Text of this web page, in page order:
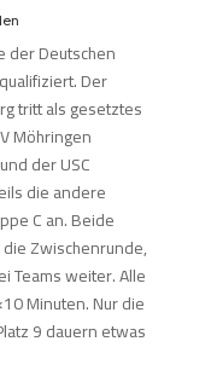
der Deutschen
Der
tritt als gesetztes
Möhringen
der USC
die andere
C an. Beide
Zwischenrunde,
Teams weiter. Alle
Minuten. Nur die
9 dauern etwas